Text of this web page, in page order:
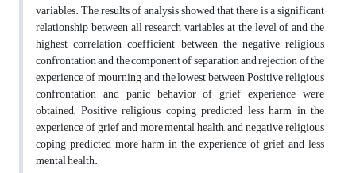
variables. The results of analysis showed that there is a significant
relationship between all research variables at the level of and the
highest correlation coefficient between the negative religious
confrontation and the component of separation and rejection of the
experience of mourning and the lowest between Positive religious
confrontation and panic behavior of grief experience were
obtained; Positive religious coping predicted less harm in the
experience of grief and more mental health, and negative religious
coping predicted more harm in the experience of grief and less
mental health.